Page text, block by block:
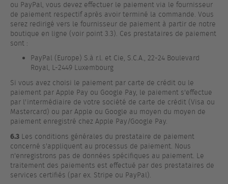
ou PayPal, vous devez effectuer le paiement via le fournisseur
de paiement respectif après avoir terminé la commande. Vous
serez redirigé vers le fournisseur de paiement à partir de notre
boutique en ligne (voir point 3.3). Ces prestataires de paiement
sont :
PayPal (Europe) S.à r.l. et Cie, S.C.A., 22-24 Boulevard
Royal, L-2449 Luxembourg
Si vous avez choisi le paiement par carte de crédit ou le
paiement par Apple Pay ou Google Pay, le paiement s'effectue
par l'intermédiaire de votre société de carte de crédit (Visa ou
Mastercard) ou par Apple ou Google au moyen du moyen de
paiement enregistré chez Apple Pay/Google Pay.
6.3 Les conditions générales du prestataire de paiement
concerné s'appliquent au processus de paiement. Nous
n'enregistrons pas de données spécifiques au paiement. Le
traitement des paiements est effectué par des prestataires de
services certifiés (par ex. Stripe ou PayPal).